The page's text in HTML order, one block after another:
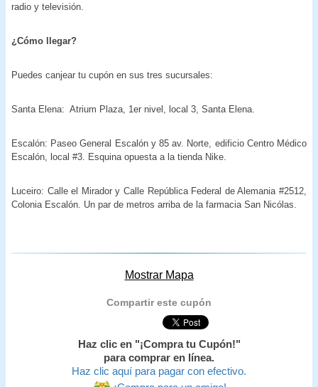
radio y televisión.
¿Cómo llegar?
Puedes canjear tu cupón en sus tres sucursales:
Santa Elena: Atrium Plaza, 1er nivel, local 3, Santa Elena.
Escalón: Paseo General Escalón y 85 av. Norte, edificio Centro Médico
Escalón, local #3. Esquina opuesta a la tienda Nike.
Luceiro: Calle el Mirador y Calle República Federal de Alemania #2512,
Colonia Escalón. Un par de metros arriba de la farmacia San Nicólas.
Mostrar Mapa
Compartir este cupón
Haz clic en "¡Compra tu Cupón!"
para comprar en línea.
Haz clic aquí para pagar con efectivo.